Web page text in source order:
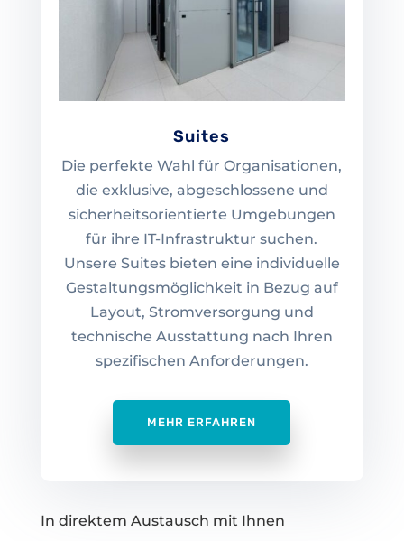
Suites
Die perfekte Wahl für Organisationen,
die exklusive, abgeschlossene und
sicherheitsorientierte Umgebungen
für ihre IT-Infrastruktur suchen.
Unsere Suites bieten eine individuelle
Gestaltungsmöglichkeit in Bezug auf
Layout, Stromversorgung und
technische Ausstattung nach Ihren
spezifischen Anforderungen.
MEHR ERFAHREN
In direktem Austausch mit Ihnen